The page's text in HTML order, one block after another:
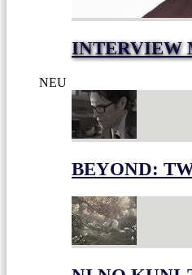
INTERVIEW
NEU
BEYOND: